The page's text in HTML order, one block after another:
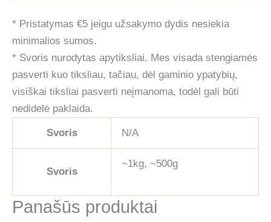
* Pristatymas €5 jeigu užsakymo dydis nesiekia
minimalios sumos.
* Svoris nurodytas apytiksliai. Mes visada stengiamės
pasverti kuo tiksliau, tačiau, dėl gaminio ypatybių,
visiškai tiksliai pasverti neįmanoma, todėl gali būti
nedidelė paklaida.
Svoris N/A
Svoris
~1kg, ~500g
Panašūs produktai